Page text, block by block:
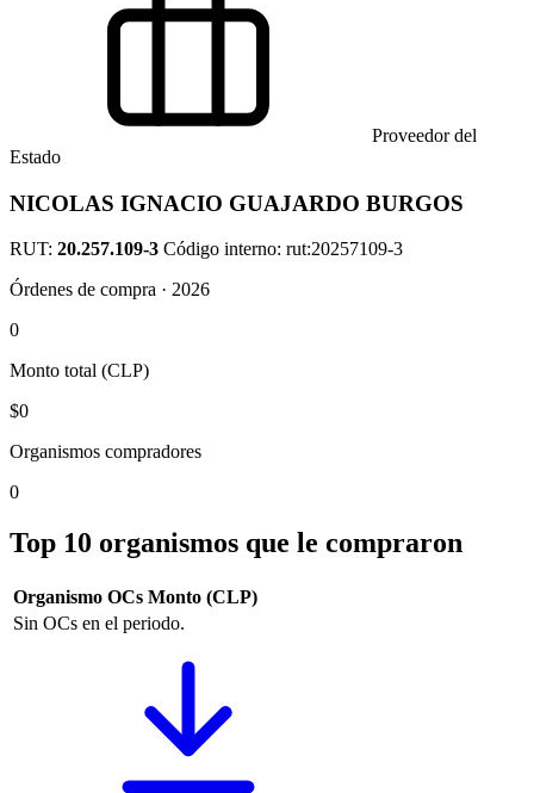
Proveedor del
Estado
NICOLAS IGNACIO GUAJARDO BURGOS
RUT: 20.257.109-3 Código interno: rut:20257109-3
Órdenes de compra · 2026
0
Monto total (CLP)
$0
Organismos compradores
0
Top 10 organismos que le compraron
Organismo OCs Monto (CLP)
Sin OCs en el periodo.